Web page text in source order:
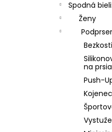
Spodná
Ženy
na prsia
Push-